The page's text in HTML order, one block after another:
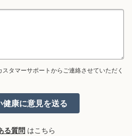
タマーサポートからご連絡させていただく
る質問 はこちら